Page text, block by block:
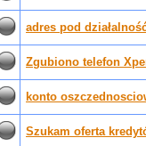
adres pod
Zgubiono telefon
konto
Szukam oferta